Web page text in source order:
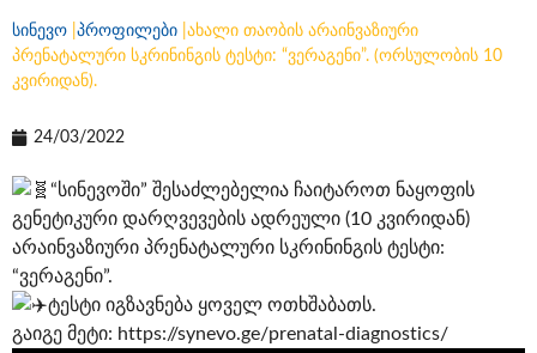
სინევო პროფილები ახალი თაობის არაინვაზიური
პრენატალური სკრინინგის ტესტი: “ვერაგენი”. (ორსულობის 10
კვირიდან).
24/03/2022
“სინევოში” შესაძლებელია ჩაიტაროთ ნაყოფის
გენეტიკური დარღვევების ადრეული (10 კვირიდან)
არაინვაზიური პრენატალური სკრინინგის ტესტი:
“ვერაგენი”.
ტესტი იგზავნება ყოველ ოთხშაბათს.
გაიგე მეტი: https://synevo.ge/prenatal-diagnostics/